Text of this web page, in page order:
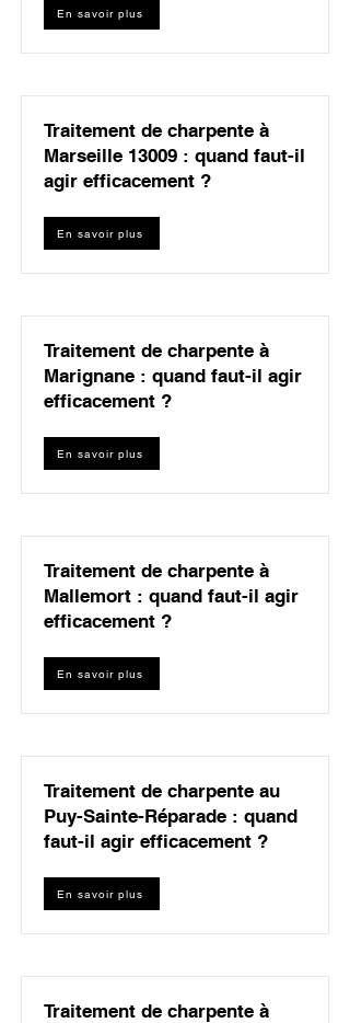
En savoir plus
Traitement de charpente à
Marseille 13009 : quand faut-il
agir efficacement ?
En savoir plus
Traitement de charpente à
Marignane : quand faut-il agir
efficacement ?
En savoir plus
Traitement de charpente à
Mallemort : quand faut-il agir
efficacement ?
En savoir plus
Traitement de charpente au
Puy-Sainte-Réparade : quand
faut-il agir efficacement ?
En savoir plus
Traitement de charpente à